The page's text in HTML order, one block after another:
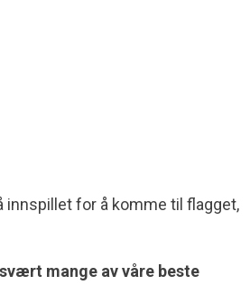
innspillet for å komme til flagget,
mange av våre beste